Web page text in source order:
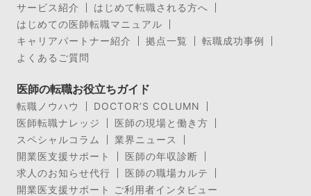
サービス紹介
はじめて転職される方へ
はじめての医師転職マニュアル
キャリアパートナー紹介
拠点一覧
転職成功事例
よくあるご質問
医師の転職お役立ちガイド
転職ノウハウ
DOCTOR’S COLUMN
医師転職ナレッジ
医師の現場と働き方
スペシャルコラム
業界ニュース
開業医支援サポート
医師の年収診断
求人のお知らせ代行
医師の職場カルテ
開業医支援サポート ご利用者インタビュー